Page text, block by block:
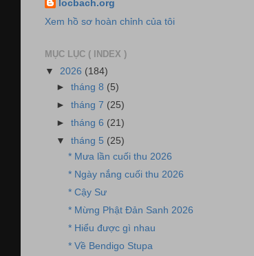
locbach.org
Xem hồ sơ hoàn chỉnh của tôi
MỤC LỤC ( INDEX )
▼ 2026 (184)
►tháng 8 (5)
►tháng 7 (25)
►tháng 6 (21)
▼tháng 5 (25)
* Mưa lần cuối thu 2026
* Ngày nắng cuối thu 2026
* Cậy Sư
* Mừng Phật Đản Sanh 2026
* Hiểu được gì nhau
* Về Bendigo Stupa